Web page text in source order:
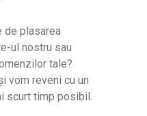
de plasarea
ul nostru sau
tale?
vom reveni cu un
scurt timp posibil.